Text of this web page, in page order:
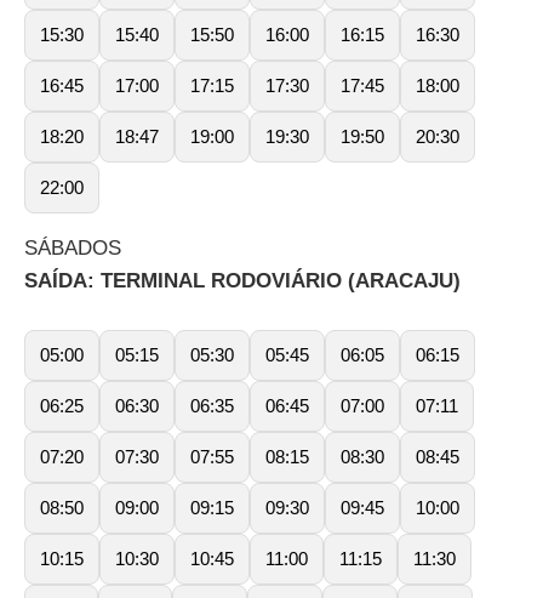
15:30 15:40 15:50 16:00 16:15 16:30
16:45 17:00 17:15 17:30 17:45 18:00
18:20 18:47 19:00 19:30 19:50 20:30
22:00
SÁBADOS
SAÍDA: TERMINAL RODOVIÁRIO (ARACAJU)
05:00 05:15 05:30 05:45 06:05 06:15
06:25 06:30 06:35 06:45 07:00 07:11
07:20 07:30 07:55 08:15 08:30 08:45
08:50 09:00 09:15 09:30 09:45 10:00
10:15 10:30 10:45 11:00 11:15 11:30